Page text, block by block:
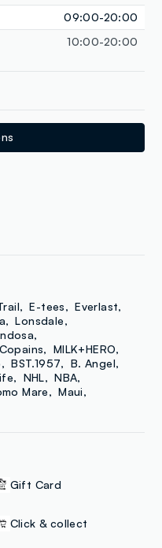
09:00-20:00
10:00-20:00
E-tees
Everlast
Lonsdale
MILK+HERO
BST.1957
B. Angel
NHL
NBA
Mare
Maui
Gift Card
Click & collect